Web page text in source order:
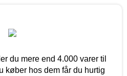
du mere end 4.000 varer til
køber hos dem får du hurtig